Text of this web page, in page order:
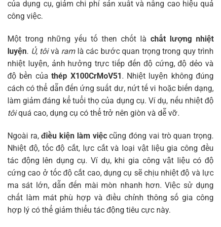
của dụng cụ, giảm chi phí sản xuất và nâng cao hiệu quả
công việc.
Một trong những yếu tố then chốt là chất lượng nhiệt
luyện. Ủ, tôivà ramlà các bước quan trọng trong quy trình
nhiệt luyện, ảnh hưởng trực tiếp đến độ cứng, độ dẻo và
độ bền củathép X100CrMoV51 . Nhiệt luyện không đúng
cách có thể dẫn đến ứng suất dư, nứt tế vi hoặc biến dạng,
làm giảm đáng kể tuổi thọ của dụng cụ. Ví dụ, nếu nhiệt độ
tôiquá cao, dụng cụ có thể trở nên giòn và dễ vỡ.
Ngoài ra,điều kiện làm việccũng đóng vai trò quan trọng.
Nhiệt độ, tốc độ cắt, lực cắt và loại vật liệu gia công đều
tác động lên dụng cụ. Ví dụ, khi gia công vật liệu có độ
cứng cao ở tốc độ cắt cao, dụng cụ sẽ chịu nhiệt độ và lực
ma sát lớn, dẫn đến mài mòn nhanh hơn. Việc sử dụng
chất làm mát phù hợp và điều chỉnh thông số gia công
hợp lý có thể giảm thiểu tác động tiêu cực này.